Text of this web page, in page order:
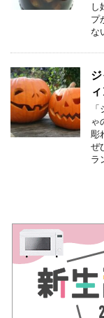
し
プ
な
ゃ
彫
ぜ
ラ